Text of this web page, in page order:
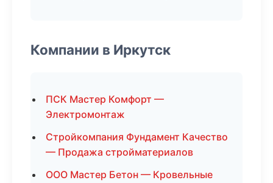
Компании в Иркутск
ПСК Мастер Комфорт —
Электромонтаж
Стройкомпания Фундамент Качество
— Продажа стройматериалов
ООО Мастер Бетон — Кровельные